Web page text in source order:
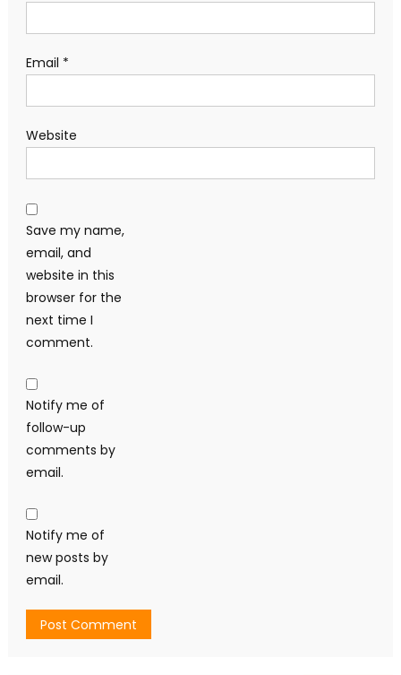
Email *
Website
Save my name,
email, and
website in this
browser for the
next time I
comment.
Notify me of
follow-up
comments by
email.
Notify me of
new posts by
email.